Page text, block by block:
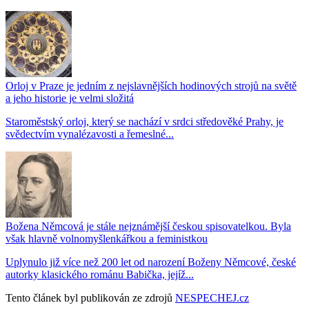
Orloj v Praze je jedním z nejslavnějších hodinových strojů na světě
a jeho historie je velmi složitá
Staroměstský orloj, který se nachází v srdci středověké Prahy, je
svědectvím vynalézavosti a řemeslné...
Božena Němcová je stále nejznámější českou spisovatelkou. Byla
však hlavně volnomyšlenkářkou a feministkou
Uplynulo již více než 200 let od narození Boženy Němcové, české
autorky klasického románu Babička, jejíž...
Tento článek byl publikován ze zdrojů NESPECHEJ.cz